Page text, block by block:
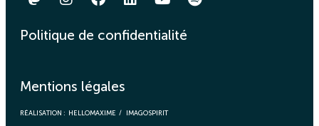
Politique de confidentialité
Mentions légales
RÉALISATION : HELLOMAXIME / IMAGOSPIRIT